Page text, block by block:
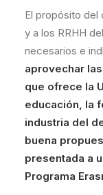
El propósito del
y a los RRHH
necesarios e
aprovechar
que ofrece la
educación, la
industria del
buena
presentada a
Programa